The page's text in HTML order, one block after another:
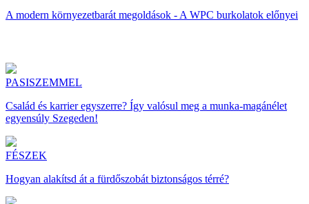
A modern környezetbarát megoldások - A WPC burkolatok előnyei
PASISZEMMEL
Család és karrier egyszerre? Így valósul meg a munka-magánélet
egyensúly Szegeden!
FÉSZEK
Hogyan alakítsd át a fürdőszobát biztonságos térré?